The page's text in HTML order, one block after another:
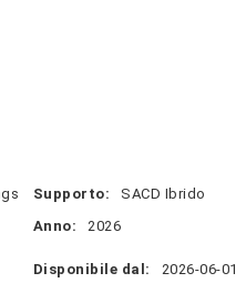
Supporto:
SACD Ibrido
Anno: 2026
Disponibile dal: 2026-06-01